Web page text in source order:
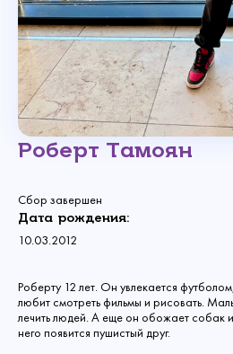
Роберт Тамоян
Сбор завершен
Дата рождения:
10.03.2012
Роберту 12 лет. Он увлекается
любит смотреть фильмы и рисовать.
лечить людей. А еще он обожает собак
него появится пушистый друг.